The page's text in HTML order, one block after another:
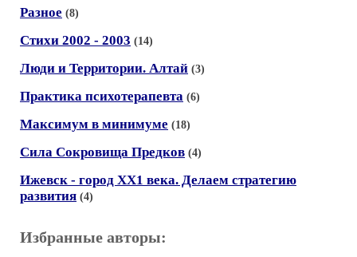
Разное (8)
Стихи 2002 - 2003 (14)
Люди и Территории. Алтай (3)
Практика психотерапевта (6)
Максимум в минимуме (18)
Сила Сокровища Предков (4)
Ижевск - город ХХ1 века. Делаем стратегию
развития (4)
Избранные авторы: